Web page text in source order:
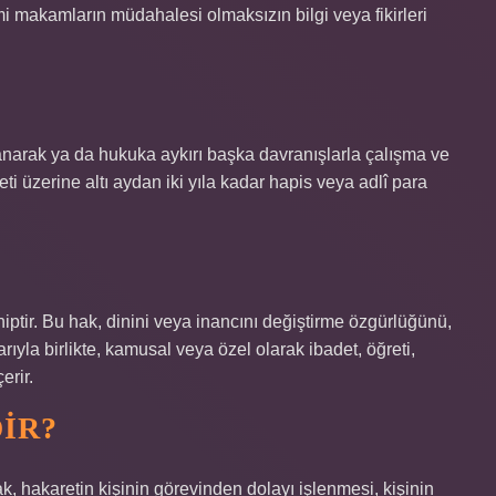
müdahalesi olmaksızın bilgi veya fikirleri
ya da hukuka aykırı başka davranışlarla çalışma ve
üzerine altı aydan iki yıla kadar hapis veya adlî para
Bu hak, dinini veya inancını değiştirme özgürlüğünü,
birlikte, kamusal veya özel olarak ibadet, öğreti,
hakaretin kişinin görevinden dolayı işlenmesi, kişinin